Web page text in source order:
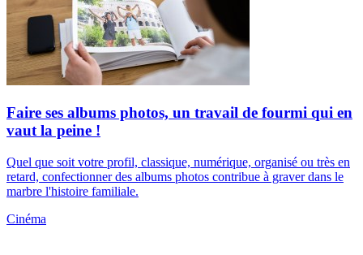
Faire ses albums photos, un travail de fourmi qui en
vaut la peine !
Quel que soit votre profil, classique, numérique, organisé ou très en
retard, confectionner des albums photos contribue à graver dans le
marbre l'histoire familiale.
Cinéma